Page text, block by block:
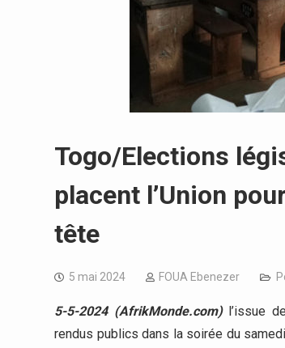
Togo/Elections
placent l’Union
tête
5 mai 2024 FOUA Ebenezer
5-5-2024 (AfrikMonde.com)l’issue
rendus publics dans la soirée du